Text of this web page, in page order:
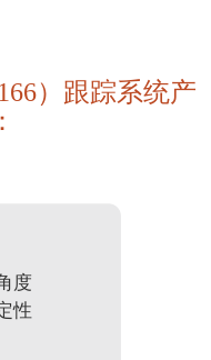
）跟踪系统产
度
性